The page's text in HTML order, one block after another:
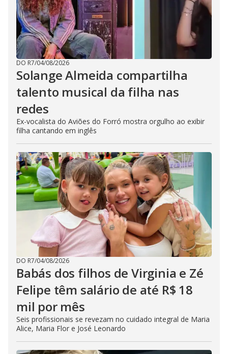
DO R7/04/08/2026
Solange Almeida compartilha
talento musical da filha nas
redes
Ex-vocalista do Aviões do Forró mostra orgulho ao exibir
filha cantando em inglês
DO R7/04/08/2026
Babás dos filhos de Virginia e Zé
Felipe têm salário de até R$ 18
mil por mês
Seis profissionais se revezam no cuidado integral de Maria
Alice, Maria Flor e José Leonardo